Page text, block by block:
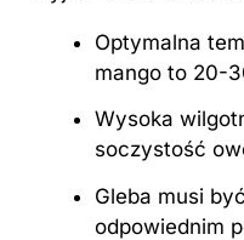
Optymalna
mango to 20-
Wysoka
soczystość
Gleba musi
odpowiednim